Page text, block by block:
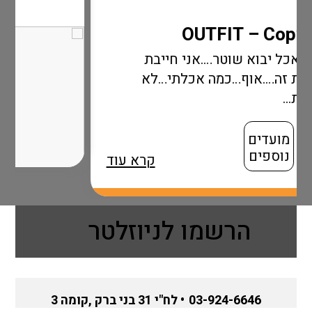
חייבת
אכלתי…לא
קרא עוד
הרשמו לניוזלטר
03-924-6646 • לח"י 31 בני ברק ,קומה 3